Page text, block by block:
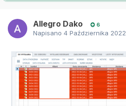
Allegro Dako 6
Napisano 4 Października 2022